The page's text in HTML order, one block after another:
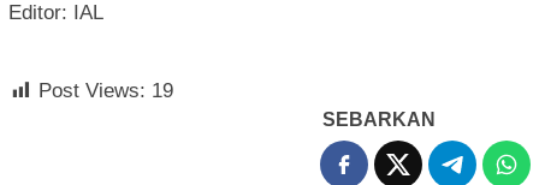
Editor: IAL
Post Views: 19
SEBARKAN